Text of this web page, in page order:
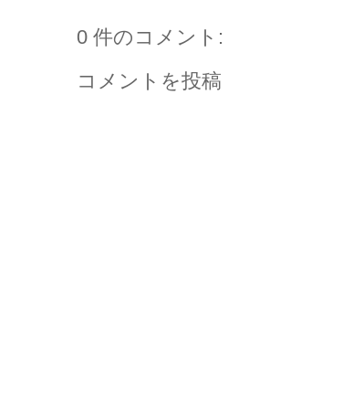
0 件のコメント:
コメントを投稿